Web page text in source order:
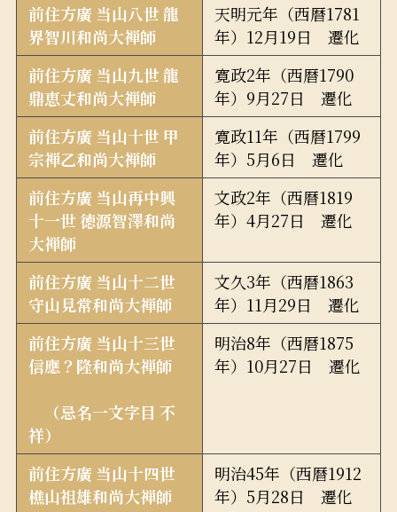
前住方廣 当山八世 龍
界智川和尚大禅師
天明元年（西暦1781
年）12月19日 遷化
前住方廣 当山九世 龍
鼎恵丈和尚大禅師
寛政2年（西暦1790
年）9月27日 遷化
前住方廣 当山十世 甲
宗禅乙和尚大禅師
寛政11年（西暦1799
年）5月6日 遷化
前住方廣 当山再中興
十一世 徳源智澤和尚
大禅師
文政2年（西暦1819
年）4月27日 遷化
前住方廣 当山十二世
守山見常和尚大禅師
文久3年（西暦1863
年）11月29日 遷化
前住方廣 当山十三世
信應？隆和尚大禅師
（忌名一文字目 不
祥）
明治8年（西暦1875
年）10月27日 遷化
前住方廣 当山十四世
樵山祖雄和尚大禅師
明治45年（西暦1912
年）5月28日 遷化